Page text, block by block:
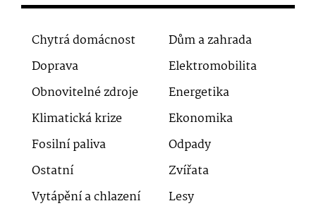
Chytrá domácnost
Dům a zahrada
Doprava
Elektromobilita
Obnovitelné zdroje
Energetika
Klimatická krize
Ekonomika
Fosilní paliva
Odpady
Ostatní
Zvířata
Vytápění a chlazení
Lesy